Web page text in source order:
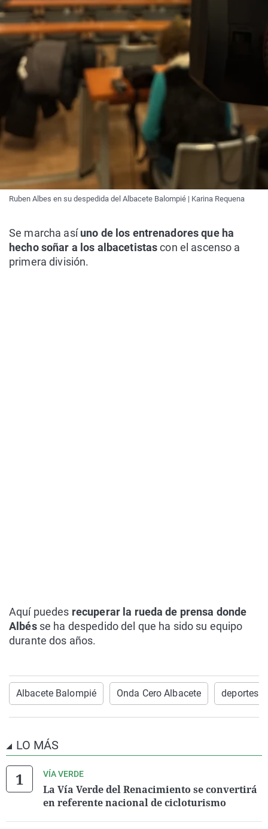
Ruben Albes en su despedida del Albacete Balompié | Karina Requena
Se marcha asíuno de los entrenadores que ha
hecho soñar a los albacetistascon el ascenso a
primera división.
Aquí puedes recuperar la rueda de prensa donde
Albés se ha despedido del que ha sido su equipo
durante dos años.
Albacete Balompié Onda Cero Albacete deportes
LO MÁS
VÍA VERDE
La Vía Verde del Renacimiento se convertirá
en referente nacional de cicloturismo